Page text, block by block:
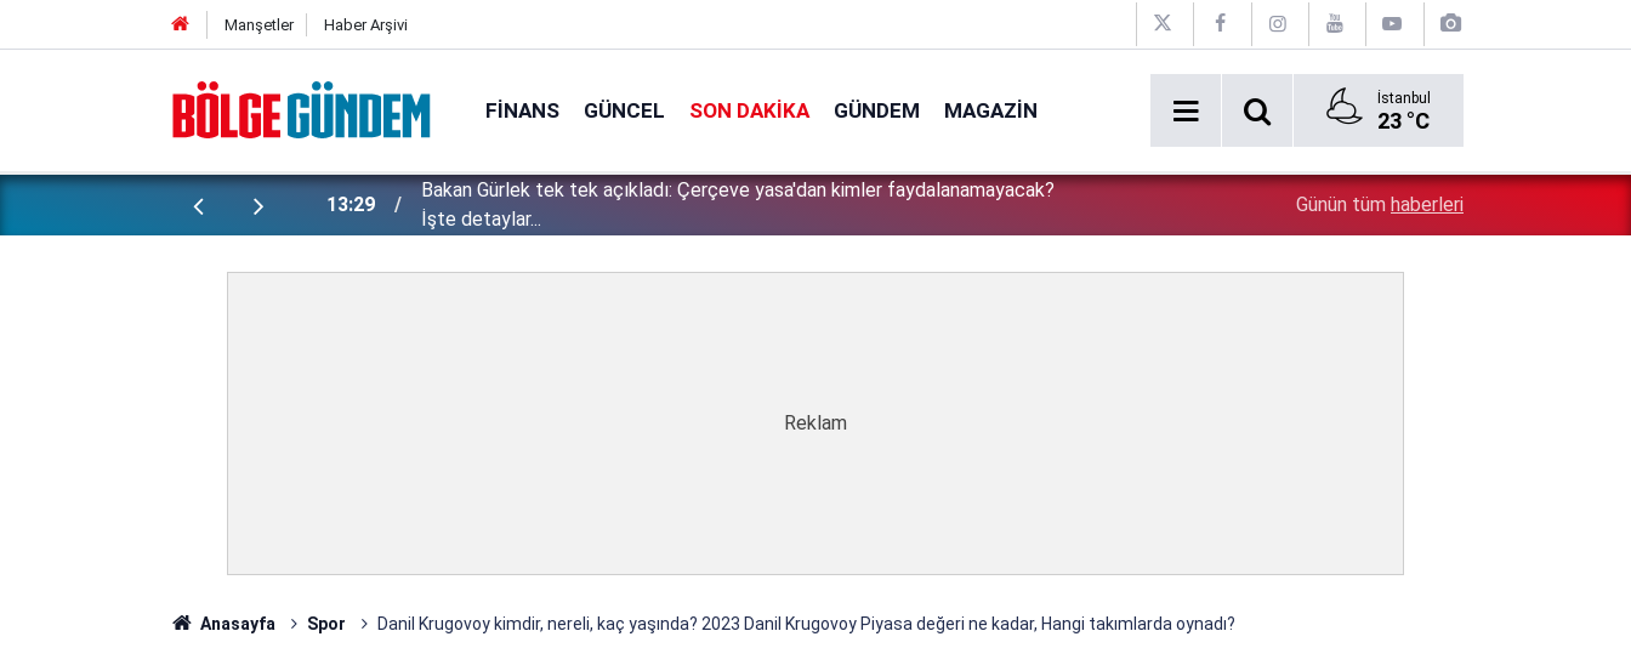
Manşetler Haber Arşivi
FINANS GÜNCEL SON DAKIKA GÜNDEM MAGAZIN İstanbul
23 °C
yapılan gizli planları deşifre etti! 13:29
Bakan Gürlek tek tek açıkladı: Çerçeve yasa'dan kimler faydalanamayacak?
İşte detaylar...
Özgür Özel'e şok! Yüzde 50 ile kazandıkları il, CHP'de
Günün tüm haberleri
Anasayfa Spor Danil Krugovoy kimdir, nereli, kaç yaşında? 2023 Danil Krugovoy Piyasa değeri ne kadar, Hangi takımlarda oynadı?